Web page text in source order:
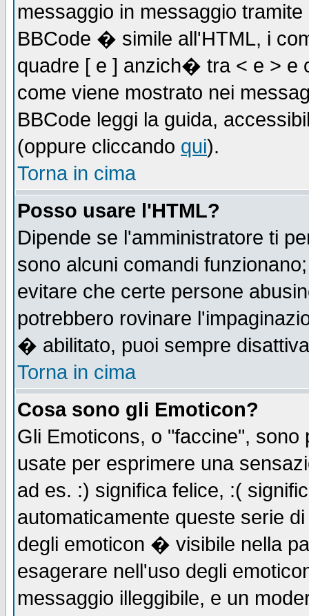
messaggio in messaggio
BBCode � simile all'HTML, i
quadre [ e ] anzich� tra < e > e
come viene mostrato nei
BBCode leggi la guida,
(oppure cliccando qui).
Torna in cima
Posso usare l'HTML?
Dipende se l'amministratore ti
sono alcuni comandi
evitare che certe persone
potrebbero rovinare
� abilitato, puoi sempre
Torna in cima
Cosa sono gli Emoticon?
Gli Emoticons, o "faccine",
usate per esprimere una
ad es. :) significa felice, :(
automaticamente queste serie
degli emoticon � visibile nella
esagerare nell'uso degli
messaggio illeggibile, e un